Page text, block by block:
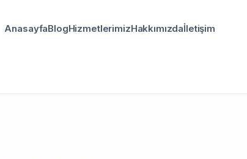
AnasayfaBlogHizmetlerimizHakkımızdaİletişim